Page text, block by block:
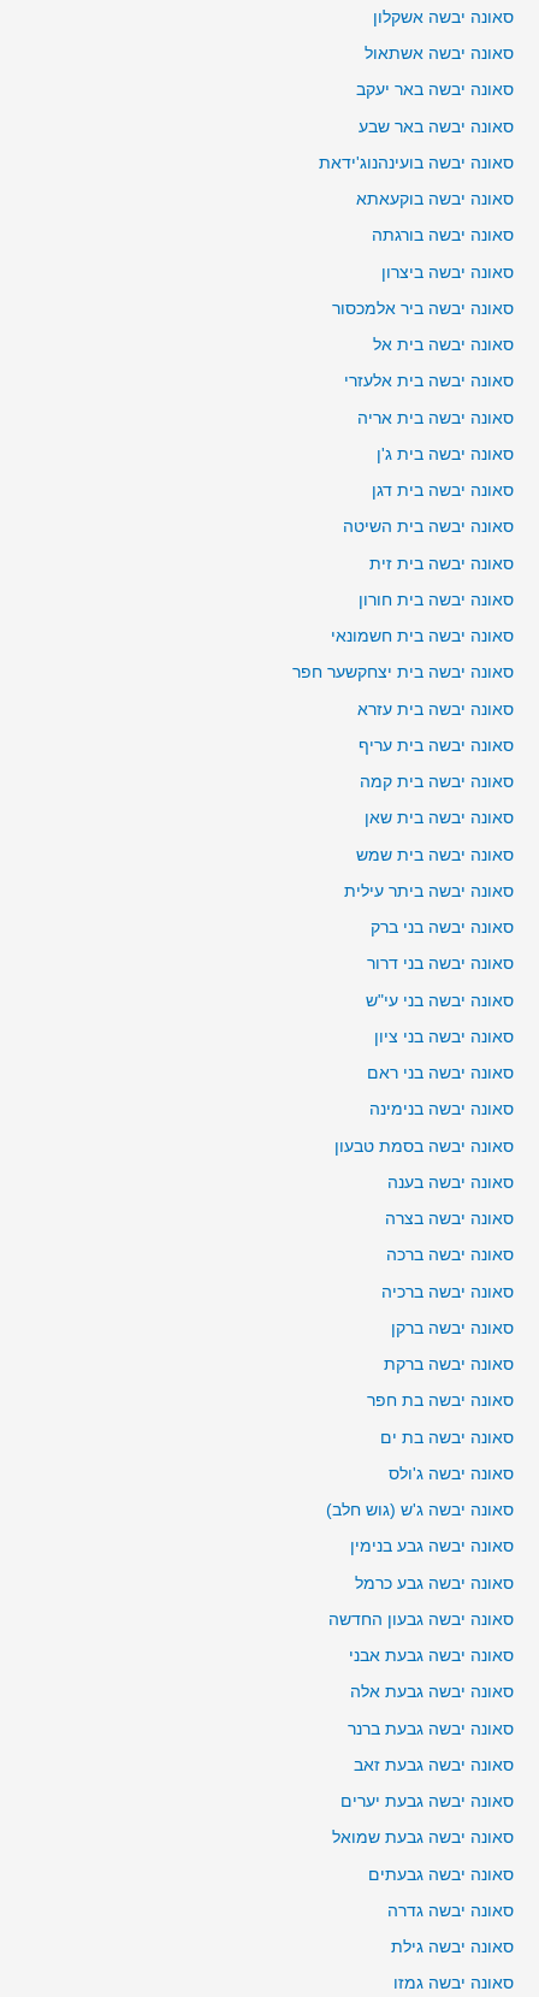
סאונה יבשה אשקלון
סאונה יבשה אשתאול
סאונה יבשה באר יעקב
סאונה יבשה באר שבע
סאונה יבשה בועינהנוג'ידאת
סאונה יבשה בוקעאתא
סאונה יבשה בורגתה
סאונה יבשה ביצרון
סאונה יבשה ביר אלמכסור
סאונה יבשה בית אל
סאונה יבשה בית אלעזרי
סאונה יבשה בית אריה
סאונה יבשה בית ג'ן
סאונה יבשה בית דגן
סאונה יבשה בית השיטה
סאונה יבשה בית זית
סאונה יבשה בית חורון
סאונה יבשה בית חשמונאי
סאונה יבשה בית יצחקשער חפר
סאונה יבשה בית עזרא
סאונה יבשה בית עריף
סאונה יבשה בית קמה
סאונה יבשה בית שאן
סאונה יבשה בית שמש
סאונה יבשה ביתר עילית
סאונה יבשה בני ברק
סאונה יבשה בני דרור
סאונה יבשה בני עי"ש
סאונה יבשה בני ציון
סאונה יבשה בני ראם
סאונה יבשה בנימינה
סאונה יבשה בסמת טבעון
סאונה יבשה בענה
סאונה יבשה בצרה
סאונה יבשה ברכה
סאונה יבשה ברכיה
סאונה יבשה ברקן
סאונה יבשה ברקת
סאונה יבשה בת חפר
סאונה יבשה בת ים
סאונה יבשה ג'ולס
סאונה יבשה ג'ש (גוש חלב)
סאונה יבשה גבע בנימין
סאונה יבשה גבע כרמל
סאונה יבשה גבעון החדשה
סאונה יבשה גבעת אבני
סאונה יבשה גבעת אלה
סאונה יבשה גבעת ברנר
סאונה יבשה גבעת זאב
סאונה יבשה גבעת יערים
סאונה יבשה גבעת שמואל
סאונה יבשה גבעתים
סאונה יבשה גדרה
סאונה יבשה גילת
סאונה יבשה גמזו